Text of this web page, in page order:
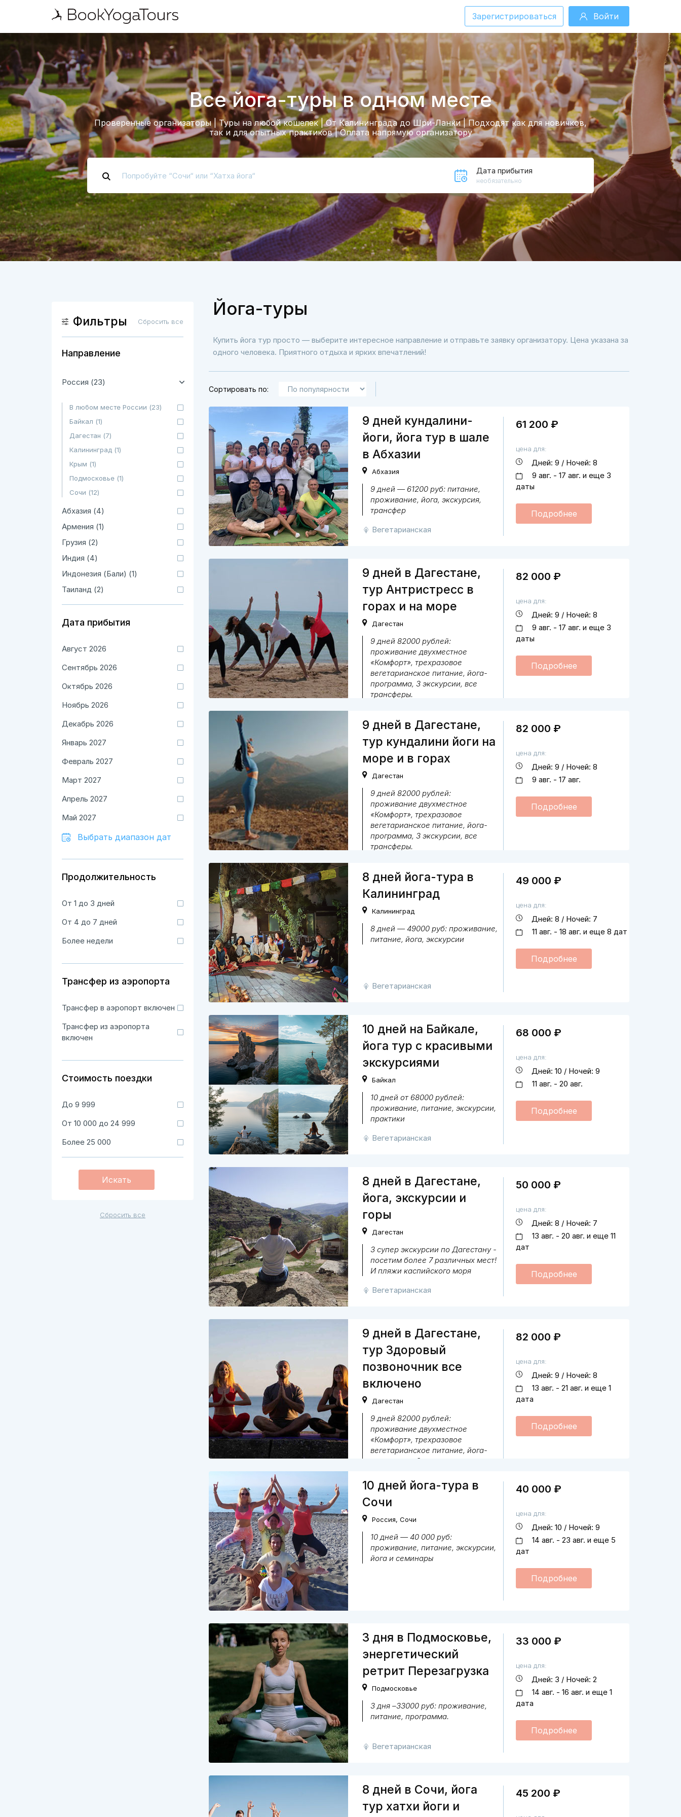
Зарегистрироваться Войти
Все йога-туры в одном месте
Проверенные организаторы | Туры на любой кошелек | От Калининграда до Шри-Ланки | Подходят как для новичков,
так и для опытных практиков | Оплата напрямую организатору
Дата прибытия
необязательно
Фильтры Сбросить все
Направление
Россия (23)
В любом месте России (23)
Байкал (1)
Дагестан (7)
Калининград (1)
Крым (1)
Подмосковье (1)
Сочи (12)
Абхазия (4)
Армения (1)
Грузия (2)
Индия (4)
Индонезия (Бали) (1)
Таиланд (2)
Дата прибытия
Август 2026
Сентябрь 2026
Октябрь 2026
Ноябрь 2026
Декабрь 2026
Январь 2027
Февраль 2027
Март 2027
Апрель 2027
Май 2027
Выбрать диапазон дат
Продолжительность
От 1 до 3 дней
От 4 до 7 дней
Более недели
Трансфер из аэропорта
Трансфер в аэропорт включен
Трансфер из аэропорта
включен
Стоимость поездки
До 9 999
От 10 000 до 24 999
Более 25 000
Искать
Сбросить все
Йога-туры
Купить йога тур просто — выберите интересное направление и отправьте заявку организатору. Цена указана за
одного человека. Приятного отдыха и ярких впечатлений!
Сортировать по:
9 дней кундалини-
йоги, йога тур в шале
в Абхазии
Абхазия
9 дней — 61200 руб: питание,
проживание, йога, экскурсия,
трансфер
Вегетарианская
61 200 ₽
цена для:
Дней: 9 / Ночей: 8
9 авг. - 17 авг. и еще 3
даты
Подробнее
9 дней в Дагестане,
тур Антристресс в
горах и на море
Дагестан
9 дней 82000 рублей:
проживание двухместное
«Комфорт», трехразовое
вегетарианское питание, йога-
программа, 3 экскурсии, все
трансферы.
82 000 ₽
цена для:
Дней: 9 / Ночей: 8
9 авг. - 17 авг. и еще 3
даты
Подробнее
9 дней в Дагестане,
тур кундалини йоги на
море и в горах
Дагестан
9 дней 82000 рублей:
проживание двухместное
«Комфорт», трехразовое
вегетарианское питание, йога-
программа, 3 экскурсии, все
трансферы.
82 000 ₽
цена для:
Дней: 9 / Ночей: 8
9 авг. - 17 авг.
Подробнее
8 дней йога-тура в
Калининград
Калининград
8 дней — 49000 руб: проживание,
питание, йога, экскурсии
Вегетарианская
49 000 ₽
цена для:
Дней: 8 / Ночей: 7
11 авг. - 18 авг. и еще 8 дат
Подробнее
10 дней на Байкале,
йога тур с красивыми
экскурсиями
Байкал
10 дней от 68000 рублей:
проживание, питание, экскурсии,
практики
Вегетарианская
68 000 ₽
цена для:
Дней: 10 / Ночей: 9
11 авг. - 20 авг.
Подробнее
8 дней в Дагестане,
йога, экскурсии и
горы
Дагестан
3 супер экскурсии по Дагестану -
посетим более 7 различных мест!
И пляжи каспийского моря
Вегетарианская
50 000 ₽
цена для:
Дней: 8 / Ночей: 7
13 авг. - 20 авг. и еще 11
дат
Подробнее
9 дней в Дагестане,
тур Здоровый
позвоночник все
включено
Дагестан
9 дней 82000 рублей:
проживание двухместное
«Комфорт», трехразовое
вегетарианское питание, йога-
программа, 3 экскурсии, все
Вегетарианская
82 000 ₽
цена для:
Дней: 9 / Ночей: 8
13 авг. - 21 авг. и еще 1
дата
Подробнее
10 дней йога-тура в
Сочи
Россия, Сочи
10 дней — 40 000 руб:
проживание, питание, экскурсии,
йога и семинары
40 000 ₽
цена для:
Дней: 10 / Ночей: 9
14 авг. - 23 авг. и еще 5
дат
Подробнее
3 дня в Подмосковье,
энергетический
ретрит Перезагрузка
Подмосковье
3 дня –33000 руб: проживание,
питание, программа.
Вегетарианская
33 000 ₽
цена для:
Дней: 3 / Ночей: 2
14 авг. - 16 авг. и еще 1
дата
Подробнее
8 дней в Сочи, йога
тур хатхи йоги и
45 200 ₽